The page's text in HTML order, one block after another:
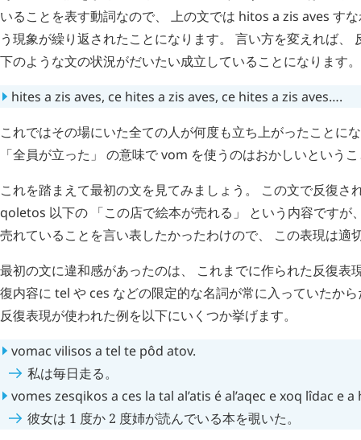
いることを表す動詞なので、 上の文では hitos a zis aves す
う現象が繰り返されたことになります。 言い方を変えれば、
下のような文の状況がだいたい成立していることになります。
hites a zis aves, ce hites a zis aves, ce hites a zis aves….
これではその場にいた全ての人が何度も立ち上がったことに
「全員が立った」 の意味でvom を使うのはおかしいという
これを踏まえて最初の文を見てみましょう。 この文で反復さ
qoletos 以下の 「この店で絵本が売れる」 という内容ですが
売れていることを言い表したかったわけので、 この表現は適
最初の文に違和感があったのは、 これまでに作られた反復表
復内容に tel や ces などの限定的な名詞が常に入っていたか
反復表現が使われた例を以下にいくつか挙げます。
vomac vilisos a tel te pôd atov.
私は毎日走る。
vomes zesqikos a ces la tal al’atis éal’aqec exoq lîdac ea
彼女は 1 度か 2 度姉が読んでいる本を覗いた。